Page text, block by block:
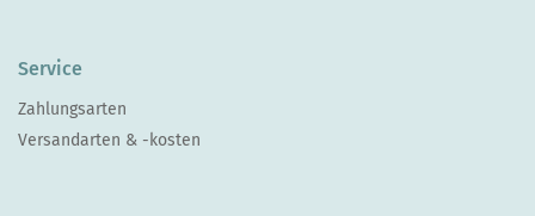
Service
Zahlungsarten
Versandarten & -kosten